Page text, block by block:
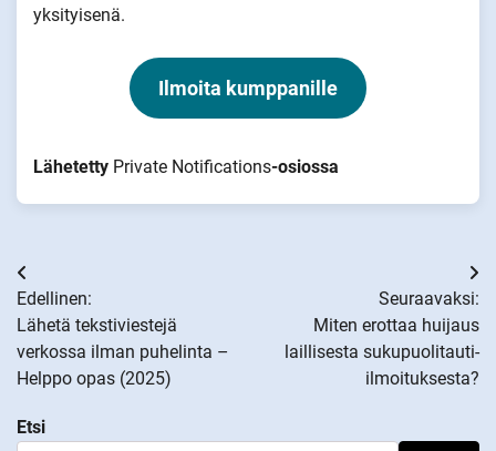
yksityisenä.
Ilmoita kumppanille
Lähetetty Private Notifications-osiossa
Artikkelien
selaus
Edellinen:
Lähetä tekstiviestejä
verkossa ilman puhelinta –
Helppo opas (2025)
Seuraavaksi:
Miten erottaa huijaus
laillisesta sukupuolitauti-
ilmoituksesta?
Etsi